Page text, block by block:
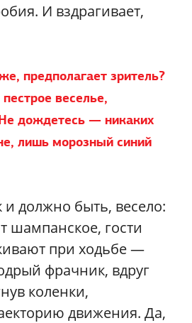
И вздрагивает,
предполагает зритель?
веселье,
дождетесь — никаких
лишь морозный синий
и должно быть, весело:
шампанское, гости
при ходьбе —
фрачник, вдруг
коленки,
движения. Да,